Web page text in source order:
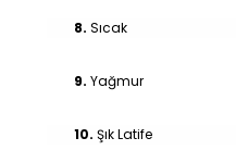
8. Sıcak
9. Yağmur
10. Şık Latife